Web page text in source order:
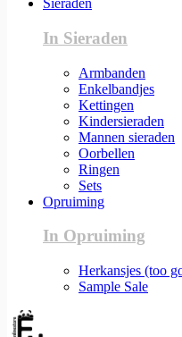
Sieraden
In Sieraden
Armbanden
Enkelbandjes
Kettingen
Kindersieraden
Mannen sieraden
Oorbellen
Ringen
Sets
Opruiming
In Opruiming
Herkansjes (too
Sample Sale